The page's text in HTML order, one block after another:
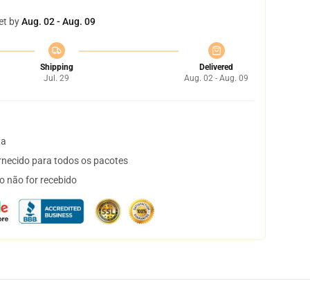
byAug. 02 - Aug. 09
Shipping
Jul. 29
Delivered
Aug. 02 - Aug. 09
para todos os pacotes
não for recebido